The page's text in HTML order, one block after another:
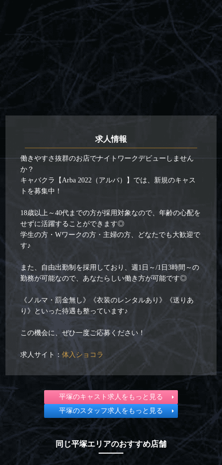
求人情報
働きやすさ抜群のお店でナイトワークデビューしません
か？
キャバクラ【Arba 2022（アルバ）】では、新規のキャス
トを募集中！
18歳以上～40代までの方が採用対象なので、年齢の心配を
せずに活躍することができます◎
学生の方・Wワークの方・主婦の方、どなたでも大歓迎で
す♪
また、自由出勤制を採用しており、週1日～/1日3時間～の
勤務が可能なので、あなたらしい働き方が可能です◎
《ノルマ・罰金無し》《衣装のレンタルあり》《送りあ
り》といった待遇も整っています♪
この機会に、ぜひ一度ご応募ください！
求人サイト：体入ショコラ
平塚のキャスト求人をもっと見る
平塚のスタッフ求人をもっと見る
同じ平塚エリアのおすすめ店舗